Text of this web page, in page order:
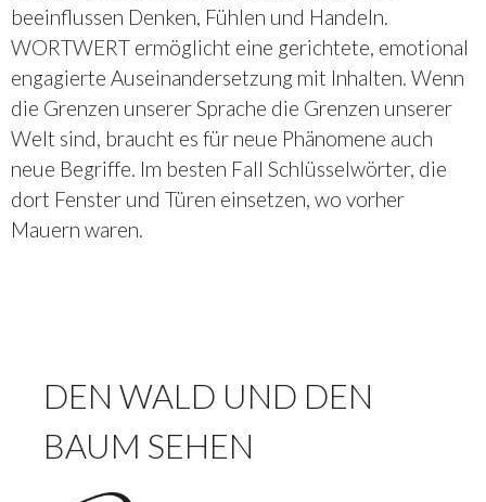
beeinflussen Denken, Fühlen und Handeln.
WORTWERT ermöglicht eine gerichtete, emotional
engagierte Auseinandersetzung mit Inhalten. Wenn
die Grenzen unserer Sprache die Grenzen unserer
Welt sind, braucht es für neue Phänomene auch
neue Begriffe. Im besten Fall Schlüsselwörter, die
dort Fenster und Türen einsetzen, wo vorher
Mauern waren.
DEN WALD UND DEN
BAUM SEHEN